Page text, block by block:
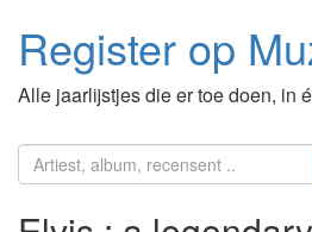
Register op
Alle jaarlijstjes die er toe doen, in